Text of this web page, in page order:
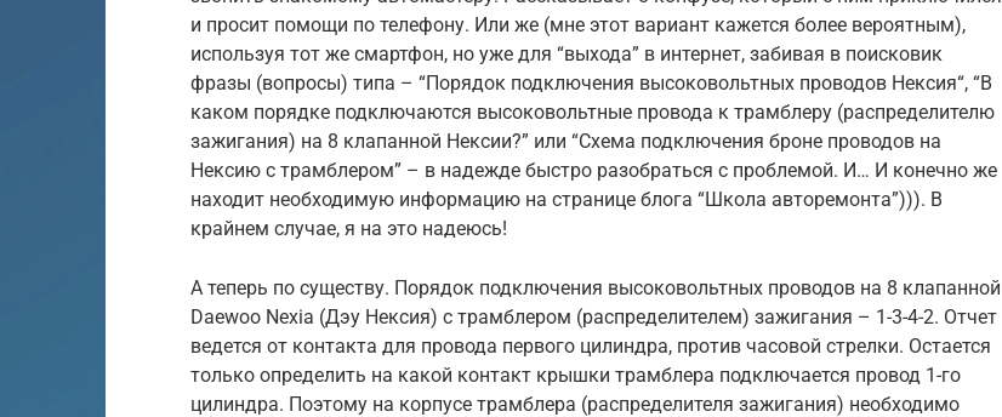
и просит помощи по телефону. Или же (мне этот вариант кажется более вероятным),
используя тот же смартфон, но уже для “выхода” в интернет, забивая в поисковик
фразы (вопросы) типа – “Порядок подключения высоковольтных проводов Нексия“, “В
каком порядке подключаются высоковольтные провода к трамблеру (распределителю
зажигания) на 8 клапанной Нексии?” или “Схема подключения броне проводов на
Нексию с трамблером” – в надежде быстро разобраться с проблемой. И… И конечно же
находит необходимую информацию на странице блога “Школа авторемонта”))). В
крайнем случае, я на это надеюсь!
А теперь по существу. Порядок подключения высоковольтных проводов на 8 клапанной
Daewoo Nexia (Дэу Нексия) с трамблером (распределителем) зажигания – 1-3-4-2. Отчет
ведется от контакта для провода первого цилиндра, против часовой стрелки. Остается
только определить на какой контакт крышки трамблера подключается провод 1-го
цилиндра. Поэтому на корпусе трамблера (распределителя зажигания) необходимо